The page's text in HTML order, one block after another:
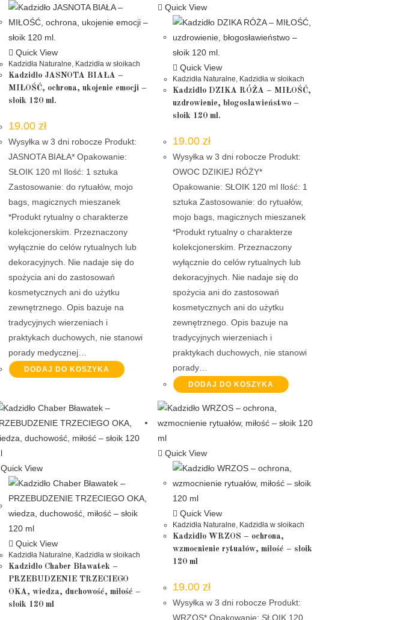
Quick View
Kadzidła Naturalne Kadzidła w słoikach
Kadzidło JASNOTA BIAŁA –
MIŁOŚĆ, ochrona, ukojenie emocji –
słoik 120 ml.
19.00zł
Wysyłka w 3 dni robocze Produkt:
JASNOTA BIAŁA* Opakowanie:
SŁOIK 120 ml Ilość: 1 sztuka
Zastosowanie: do rytuałów, mojo
bags, magicznych mieszanek
*Produkt rytualny o charakterze
kolekcjonerskim. Przeznaczony
wyłącznie do celów rytualnych lub
dekoracyjnych. Nie nadaje się do
spożycia ani do zastosowań
kosmetycznych ani do użytku
zewnętrznego. Opis bazuje na
tradycyjnych wierzeniach i
praktykach duchowych, nie stanowi
porady medycznej…
DODAJ DO KOSZYKA
Quick View
Quick View
Kadzidła Naturalne Kadzidła w słoikach
Kadzidło DZIKA RÓŻA – MIŁOŚĆ,
uzdrowienie, błogosławieństwo –
słoik 120 ml.
19.00zł
Wysyłka w 3 dni robocze Produkt:
OWOC DZIKIEJ RÓŻY*
Opakowanie: SŁOIK 120 ml Ilość: 1
sztuka Zastosowanie: do rytuałów,
mojo bags, magicznych mieszanek
*Produkt rytualny o charakterze
kolekcjonerskim. Przeznaczony
wyłącznie do celów rytualnych lub
dekoracyjnych. Nie nadaje się do
spożycia ani do zastosowań
kosmetycznych ani do użytku
zewnętrznego. Opis bazuje na
tradycyjnych wierzeniach i
praktykach duchowych, nie stanowi
porady…
DODAJ DO KOSZYKA
Quick View
Quick View
Kadzidła Naturalne, Kadzidła w słoikach
Kadzidło Chaber Bławatek –
PRZEBUDZENIE TRZECIEGO
OKA, wiedza, duchowość, miłość –
słoik 120 ml
Quick View
Quick View
Kadzidła Naturalne, Kadzidła w słoikach
Kadzidło WRZOS – ochrona,
wzmocnienie rytuałów, miłość – słoik
120 ml
19.00zł
Wysyłka w 3 dni robocze Produkt:
WRZOS* Opakowanie: SŁOIK 120